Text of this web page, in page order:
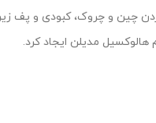
مدیلن ایجاد کرد.